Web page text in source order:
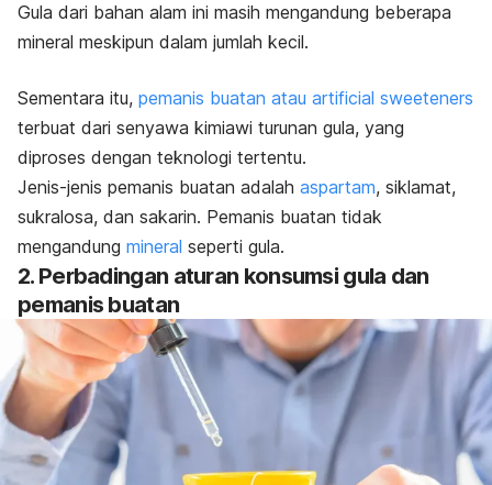
Gula dari bahan alam ini masih mengandung beberapa
mineral meskipun dalam jumlah kecil.
Sementara itu, pemanis buatan atau artificial sweeteners
terbuat dari senyawa kimiawi turunan gula, yang
diproses dengan teknologi tertentu.
Jenis-jenis pemanis buatan adalah aspartam, siklamat,
sukralosa, dan sakarin. Pemanis buatan tidak
mengandung mineral seperti gula.
2. Perbadingan aturan konsumsi gula dan
pemanis buatan